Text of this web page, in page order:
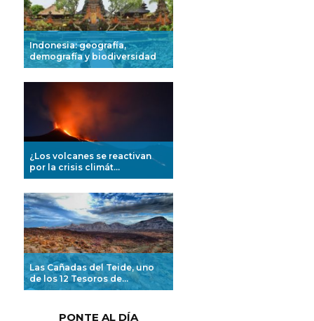
Indonesia: geografía,
demografía y biodiversidad
¿Los volcanes se reactivan
por la crisis climát...
Las Cañadas del Teide, uno
de los 12 Tesoros de...
PONTE AL DÍA